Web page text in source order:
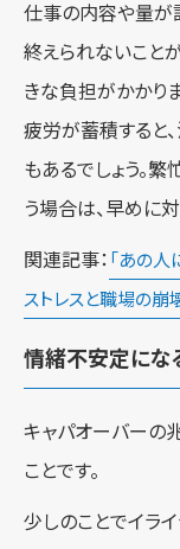
仕事の内容や量が
終えられないこと
きな負担がかかりま
疲労が蓄積すると
もあるでしょう。
う場合は、早めに
関連記事： 「あの人
ストレスと職場の崩
情緒不安定にな
キャパオーバーの
ことです。
少しのことでイラ